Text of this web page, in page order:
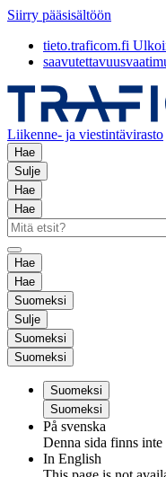
Siirry pääsisältöön
tieto.traficom.fi
Liikenne- ja viestintävirasto
Hae
Sulje
Hae
Hae
Hae
Hae
Suomeksi
Sulje
Suomeksi
Suomeksi
Suomeksi
Suomeksi
På svenska
Denna sida finns inte
In English